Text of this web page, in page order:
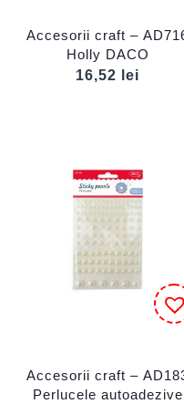
Accesorii craft – AD716
Holly DACO
16,52
lei
Accesorii craft –
Perlucele autoadezive